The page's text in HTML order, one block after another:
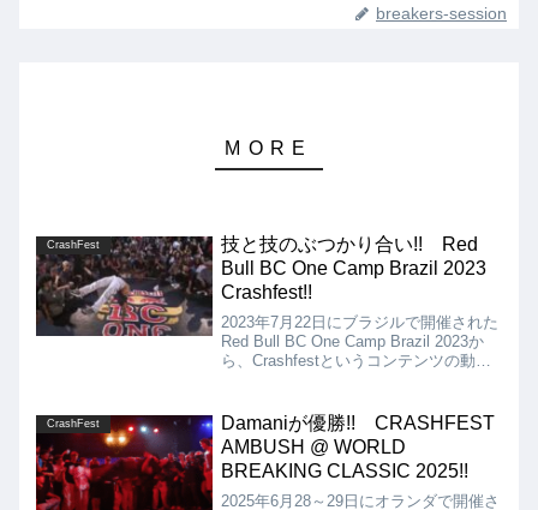
breakers-session
CrashFest
技と技のぶつかり合い!! Red
Bull BC One Camp Brazil 2023
Crashfest!!
2023年7月22日にブラジルで開催された
Red Bull BC One Camp Brazil 2023か
ら、Crashfestというコンテンツの動画
ブを出し合うサイファーバトルです!!
CrashFest
Damaniが優勝!! CRASHFEST
AMBUSH @ WORLD
BREAKING CLASSIC 2025!!
2025年6月28～29日にオランダで開催さ